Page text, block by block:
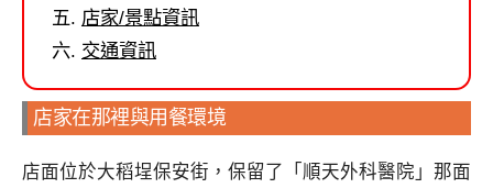
店家/景點資訊
交通資訊
店家在那裡與用餐環境
店面位於大稻埕保安街，保留了「順天外科醫院」那面